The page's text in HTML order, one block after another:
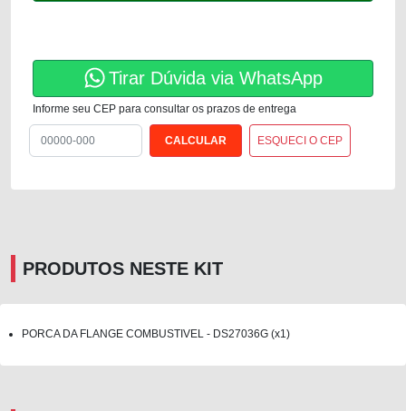
Tirar Dúvida via WhatsApp
Informe seu CEP para consultar os prazos de entrega
ESQUECI O CEP
PRODUTOS NESTE KIT
PORCA DA FLANGE COMBUSTIVEL - DS27036G (x1)